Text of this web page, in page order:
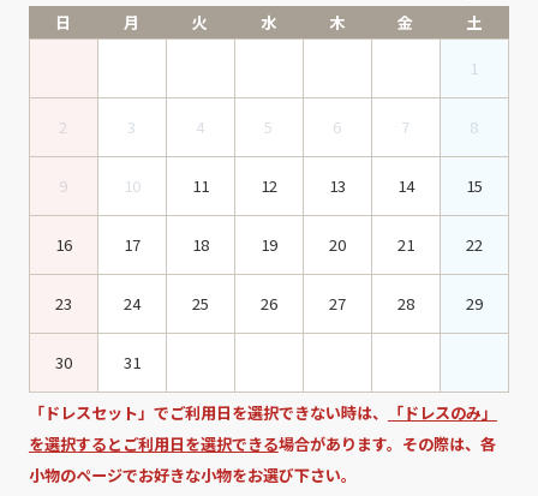
日
月 火 水 木 金
土
1
2 3 4 5 6 7 8
9 10 11 12 13 14 15
16 17 18 19 20 21 22
23 24 25 26 27 28 29
30 31
「ドレスセット」でご利用日を選択できない時は、
「ドレスのみ」
を選択するとご利用日を選択できる場合があります。その際は、各
小物のページでお好きな小物をお選び下さい。